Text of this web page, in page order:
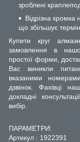
зроблені
Відрізна кромка
що збільшує
Купити круг
замовлення в
простої форми,
Вас виникли
вказаними
дзвінок. Фахівці
докладні
вибір.
ПАРАМЕТРИ:
Артикул : 1922391